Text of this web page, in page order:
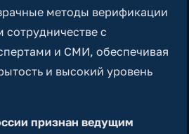
методы верификации
сотрудничестве с
и СМИ, обеспечивая
и высокий уровень
признан ведущим